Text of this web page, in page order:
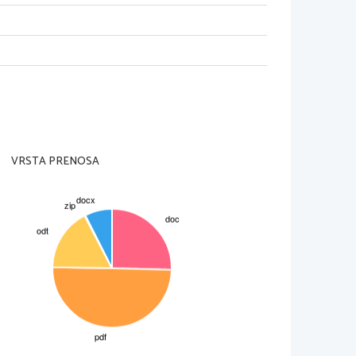
ki jih je v njem vzbudila
opazimo, ker on nje ne omenja,
da gre za njo
ljubljene ženske pričara?
uporabljeno v
pesem?
Mislim, da pesem zaznamuje tako,
VRSTA PRENOSA